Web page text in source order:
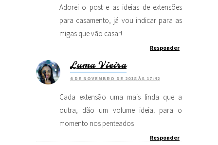
Adorei o post e as ideias de extensões
para casamento, já vou indicar para as
migas que vão casar!
Responder
Luma Vieira
6 DE NOVEMBRO DE 2018 ÀS 17:42
Cada extensão uma mais linda que a
outra, dão um volume ideial para o
momento nos penteados
Responder